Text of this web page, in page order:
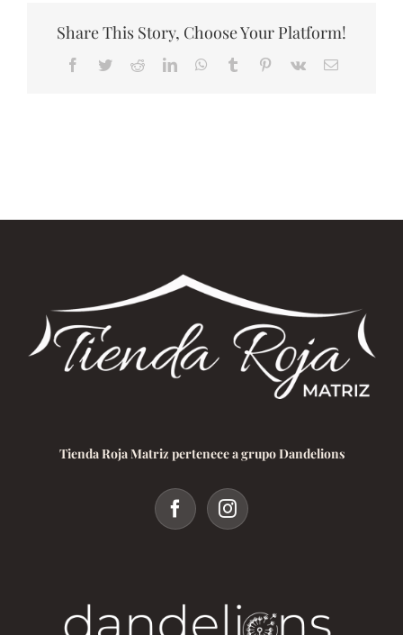
im
mit
Share This Story, Choose Your Platform!
Facebook
TwitterRedditLinkedInWhatsApp
Tumblr Pinterest
Vk
Correo
Tienda Roja Matriz pertenece a grupo Dandelions